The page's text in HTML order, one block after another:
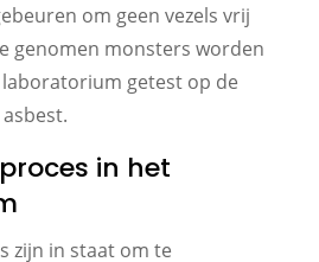
om geen vezels vrij
genomen monsters worden
getest op de
in het
zijn in staat om te